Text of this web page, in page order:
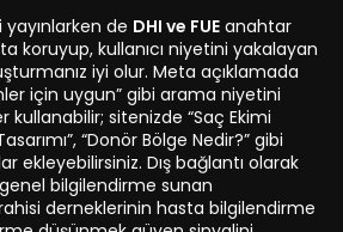
yayınlarken de DHI ve FUE anahtar
koruyup, kullanıcı niyetini yakalayan
iyi olur. Meta açıklamada
için uygun” gibi arama niyetini
sitenizde “Saç Ekimi
“Donör Bölge Nedir?” gibi
ekleyebilirsiniz. Dış bağlantı olarak
bilgilendirme sunan
derneklerinin hasta bilgilendirme